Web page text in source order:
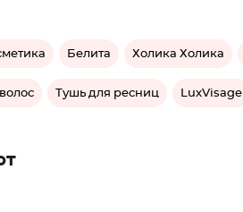
Белита Холика Холика
Тушь для ресниц LuxVisage